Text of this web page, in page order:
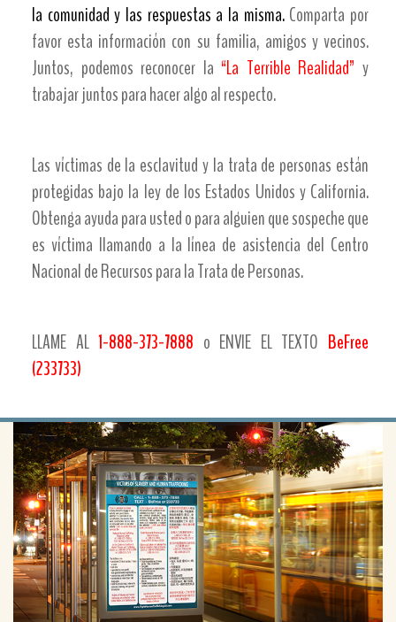
la comunidad y las respuestas a la misma.Comparta por
favor esta información con su familia, amigos y vecinos.
Juntos, podemos reconocer la “La Terrible Realidad”y
trabajar juntos para hacer algo al respecto.
Las víctimas de la esclavitud y la trata de personas están
protegidas bajo la ley de los Estados Unidos y California.
Obtenga ayuda para usted o para alguien que sospeche que
es víctima llamando a la línea de asistencia del Centro
Nacional de Recursos para la Trata de Personas.
LLAME AL1-888-373-7888 o ENVIE EL TEXTO BeFree
(233733)